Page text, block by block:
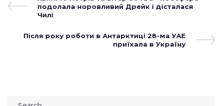
записів
Post
подолала норовливий Дрейк і дісталася
Чилі
Next
Після року роботи в Антарктиці 28-ма УАЕ
приїхала в Україну
Search